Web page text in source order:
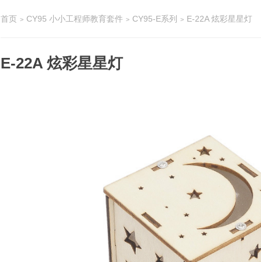
首页 > CY95 小小工程师教育套件 > CY95-E系列 > E-22A 炫彩星星灯
E-22A 炫彩星星灯